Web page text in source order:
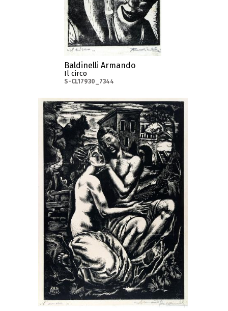
Baldinelli Armando
Il circo
S-CL17930_7344